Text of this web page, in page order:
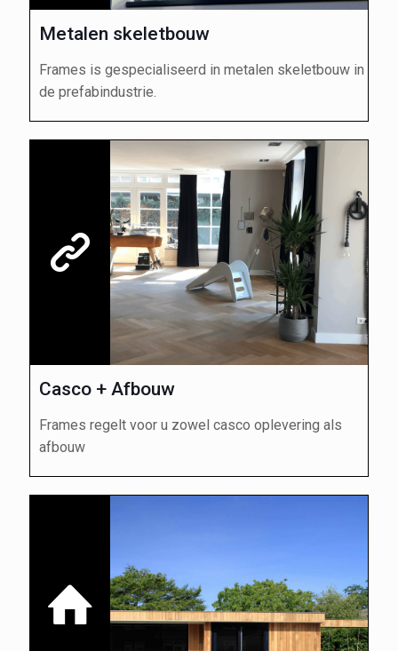
Metalen skeletbouw
Frames is gespecialiseerd in metalen skeletbouw in
de prefabindustrie.
Casco + Afbouw
Frames regelt voor u zowel casco oplevering als
afbouw